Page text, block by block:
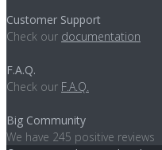
Customer Support
Check our documentation
F.A.Q.
Check our F.A.Q.
Big Community
We have 245 positive reviews